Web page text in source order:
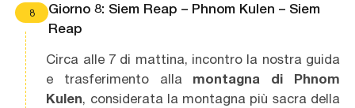
8
Giorno 8: Siem Reap – Phnom Kulen – Siem
Reap
Circa alle 7 di mattina, incontro la nostra guida
e trasferimento alla montagna di Phnom
Kulen, considerata la montagna più sacra della